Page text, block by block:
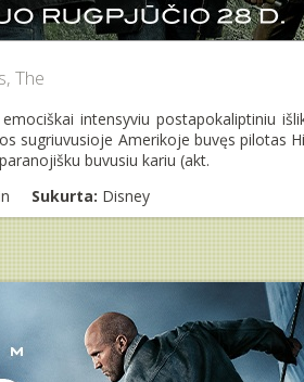
The
intensyviu postapokaliptiniu
sugriuvusioje Amerikoje buvęs pilotas
buvusiu kariu (akt.
Sukurta: Disney